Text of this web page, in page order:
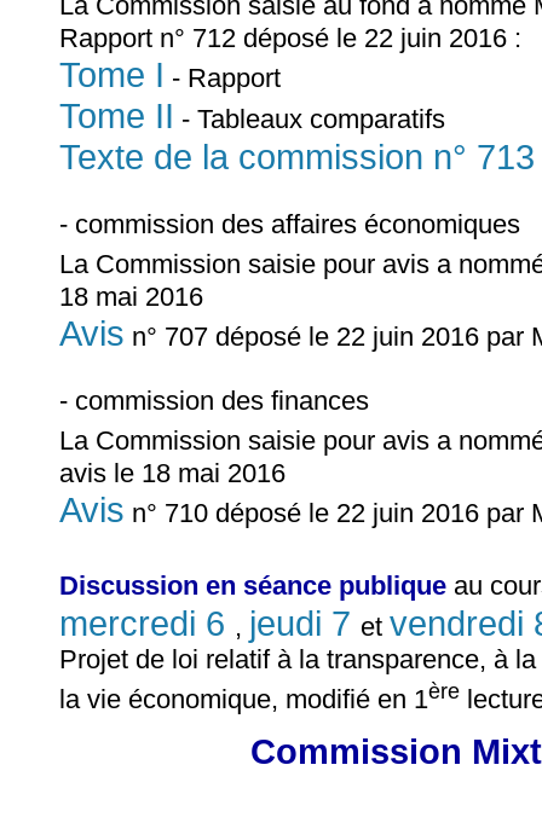
Rapport n° 712 déposé le 22 juin 2016 :
Tome I - Rapport
Tome II - Tableaux comparatifs
Texte de la commission n°
- commission des affaires économiques
La Commission saisie pour avis a
18 mai 2016
Avis n° 707 déposé le 22 juin 2016 par
- commission des finances
La Commission saisie pour avis a
avis le 18 mai 2016
Avis n° 710 déposé le 22 juin 2016 par
Discussion en séance publique au
mercredi 6 , jeudi 7 et vendredi
Projet de loi relatif à la transparence, à
la vie économique, modifié en 1ère
Commission